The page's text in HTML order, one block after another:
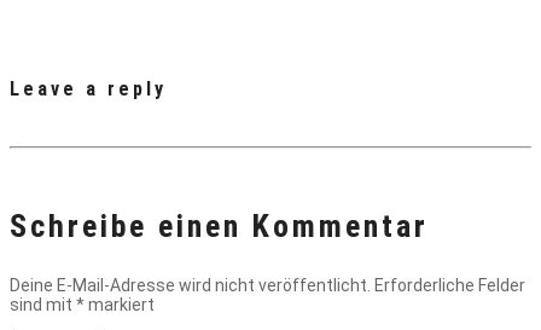
Leave a reply
Schreibe einen Kommentar
Deine E-Mail-Adresse wird nicht veröffentlicht. Erforderliche Felder
sind mit *markiert